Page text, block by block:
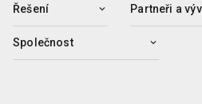
Řešení Partneři a
Společnost